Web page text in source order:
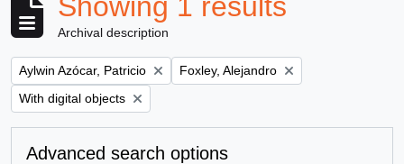
Archival description
Remove filter:
Aylwin Azócar, Patricio Remove filter:
Foxley, Alejandro
Remove filter:
With digital objects
Advanced search options